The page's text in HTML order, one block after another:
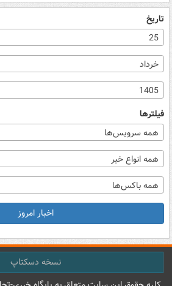
تاریخ
25
خرداد
1405
فیلترها
همه سرویس‌ها
همه انواع خبر
همه باکس‌ها
اخبار امروز
نسخه دسکتاپ